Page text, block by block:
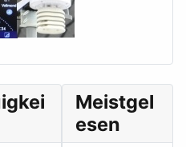
Meistgel
esen